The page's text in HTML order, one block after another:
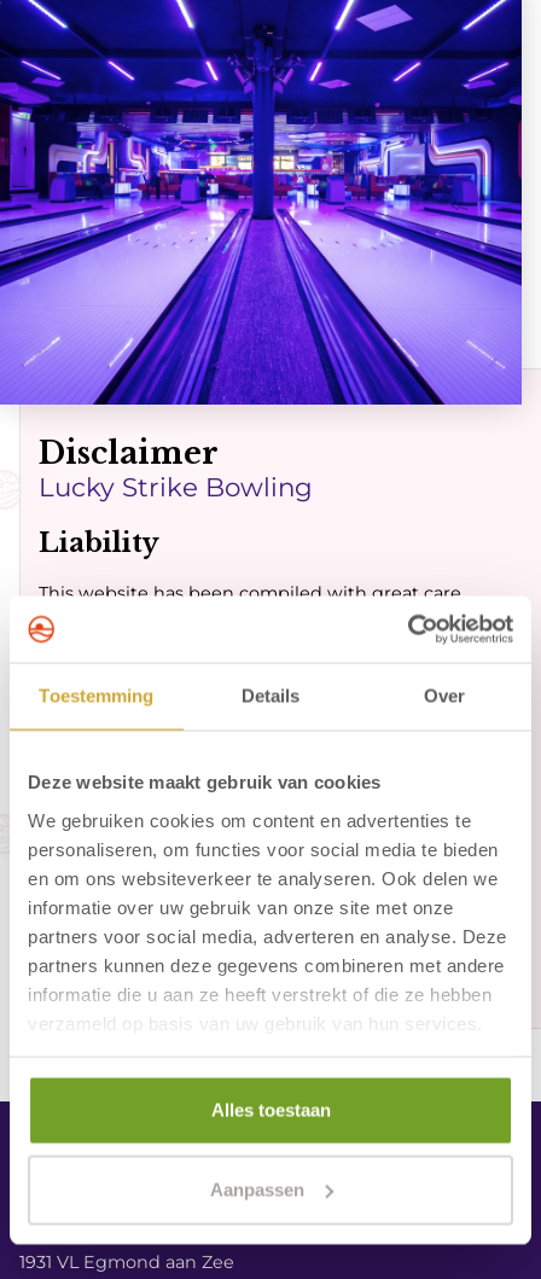
Toestemming Details Over
Deze website maakt gebruik van cookies
We gebruiken cookies om content en advertenties te
personaliseren, om functies voor social media te bieden
en om ons websiteverkeer te analyseren. Ook delen we
informatie over uw gebruik van onze site met onze
partners voor social media, adverteren en analyse. Deze
partners kunnen deze gegevens combineren met andere
informatie die u aan ze heeft verstrekt of die ze hebben
verzameld op basis van uw gebruik van hun services.
Alles toestaan
Aanpassen
Route
Disclaimer
Lucky Strike Bowling
Liability
This website has been compiled with great care.
Nevertheless, no guarantees can be given regarding
the completeness, accuracy or topicality of the
from third parties on this site. Lucky Strike Bowling
rights can be derived from the data as shown on this
site.
Copyright
No part of this website may be reproduced or used
without prior written permission from Lucky Strike
Bowling.
Lucky Strike Bowling
1931 VL Egmond aan Zee